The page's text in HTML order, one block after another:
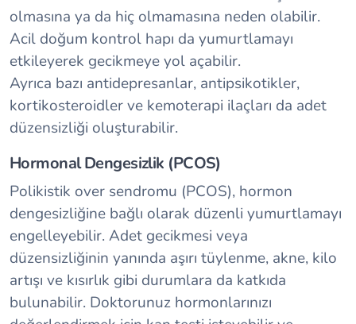
olmasına ya da hiç olmamasına neden olabilir.
Acil doğum kontrol hapı da yumurtlamayı
etkileyerek gecikmeye yol açabilir.
Ayrıca bazı antidepresanlar, antipsikotikler,
kortikosteroidler ve kemoterapi ilaçları da adet
düzensizliği oluşturabilir.
Hormonal Dengesizlik (PCOS)
Polikistik over sendromu (PCOS), hormon
dengesizliğine bağlı olarak düzenli yumurtlamayı
engelleyebilir. Adet gecikmesi veya
düzensizliğinin yanında aşırı tüylenme, akne, kilo
artışı ve kısırlık gibi durumlara da katkıda
bulunabilir. Doktorunuz hormonlarınızı